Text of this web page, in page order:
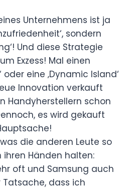
Unternehmens ist ja
sondern
Und diese Strategie
Exzess! Mal einen
oder eine ‚Dynamic Island‘
Innovation verkauft
Handyherstellern schon
es wird gekauft
die anderen Leute so
Händen halten:
oft und Samsung auch
dass ich